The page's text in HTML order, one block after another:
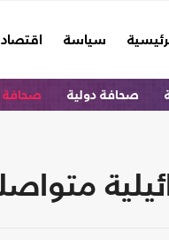
(current) سياسة اقتصاد
صحافة دولية صحافة